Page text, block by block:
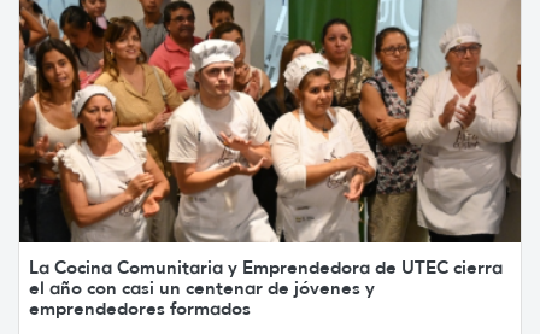
La Cocina Comunitaria y Emprendedora de UTEC cierra
el año con casi un centenar de jóvenes y
emprendedores formados